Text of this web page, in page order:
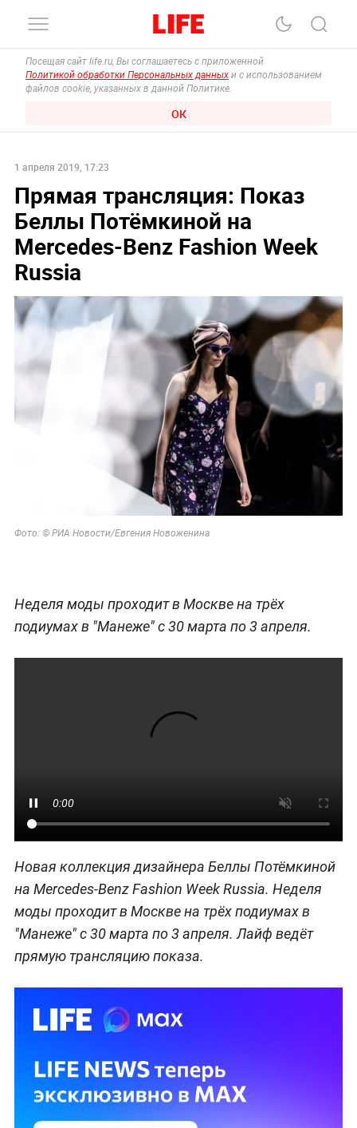
Посещая сайт life.ru, Вы соглашаетесь с приложенной
Политикой обработки Персональных данных и с использованием
файлов cookie, указанных в данной Политике.
ОК
1 апреля 2019, 17:23
Прямая трансляция: Показ
Беллы Потёмкиной на
Mercedes-Benz Fashion Week
Russia
Фото: © РИА Новости/Евгения Новоженина
Неделя моды проходит в Москве на трёх
подиумах в "Манеже" с 30 марта по 3 апреля.
Новая коллекция дизайнера Беллы Потёмкиной
на Mercedes-Benz Fashion Week Russia. Неделя
моды проходит в Москве на трёх подиумах в
"Манеже" с 30 марта по 3 апреля. Лайф ведёт
прямую трансляцию показа.